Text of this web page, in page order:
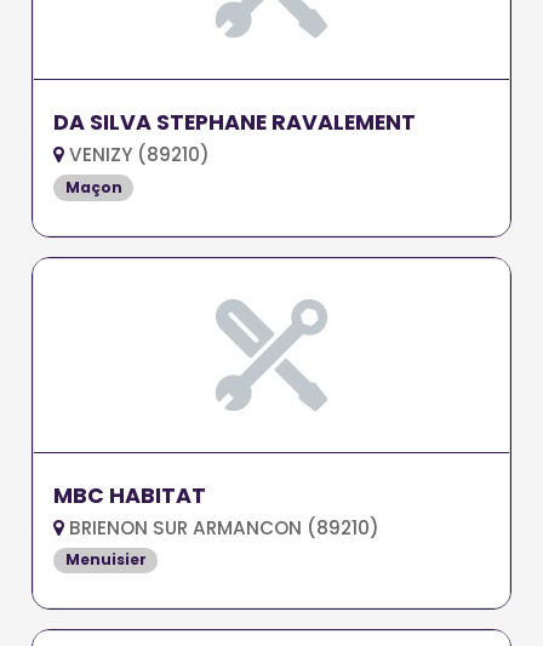
DA SILVA STEPHANE RAVALEMENT
VENIZY (89210)
Maçon
MBC HABITAT
BRIENON SUR ARMANCON (89210)
Menuisier